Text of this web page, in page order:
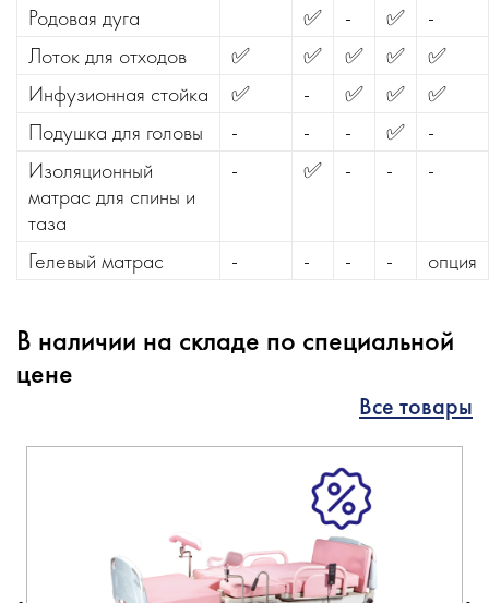
Родовая дуга ✅ - ✅
-
Лоток для отходов
✅ ✅ ✅ ✅
✅
Инфузионная стойка
✅ - ✅ ✅
✅
Подушка для головы
- - - ✅
-
Изоляционный
матрас для спины и
таза
- ✅ - - -
Гелевый матрас - - - - опция
В наличии на складе по специальной
цене
Все товары